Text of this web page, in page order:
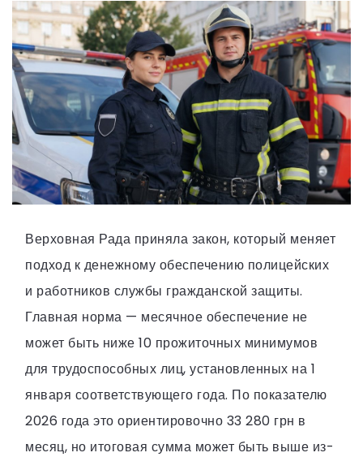
Верховная Рада приняла закон, который меняет
подход к денежному обеспечению полицейских
и работников службы гражданской защиты.
Главная норма — месячное обеспечение не
может быть ниже 10 прожиточных минимумов
для трудоспособных лиц, установленных на 1
января соответствующего года. По показателю
2026 года это ориентировочно 33 280 грн в
месяц, но итоговая сумма может быть выше из-